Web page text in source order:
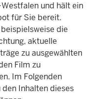
und hält ein
für Sie bereit.
die
aktuelle
zu ausgewählten
Film zu
Im Folgenden
Inhalten dieses